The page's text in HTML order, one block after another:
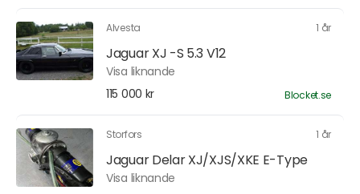
Alvesta 1 år
Jaguar XJ -S 5.3 V12
Visa liknande
115 000 kr
Blocket.se
Storfors 1 år
Jaguar Delar XJ/XJS/XKE E-Type
Visa liknande